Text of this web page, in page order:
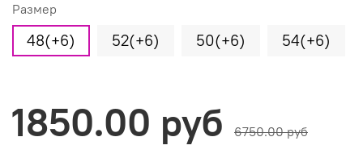
Размер
48(+6) 52(+6) 50(+6) 54(+6)
1850.00 руб 6750.00 руб